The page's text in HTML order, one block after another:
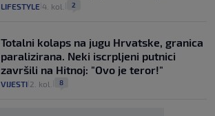
LIFESTYLE 4. kol. 2
Totalni kolaps na jugu Hrvatske, granica
paralizirana. Neki iscrpljeni putnici
završili na Hitnoj: "Ovo je teror!"
VIJESTI 2. kol. 8